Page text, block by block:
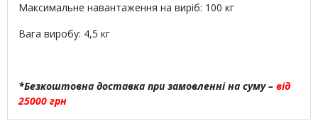
Максимальне навантаження на виріб: 100 кг
Вага виробу: 4,5 кг
*Безкоштовна доставка при замовленні на суму – від
25000 грн